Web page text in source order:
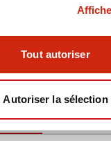
Tout autoriser
Autoriser la sélection